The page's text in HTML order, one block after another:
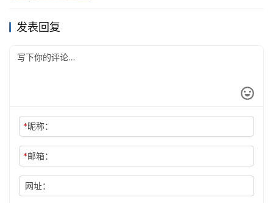
发表回复
*昵称：
*邮箱：
网址：